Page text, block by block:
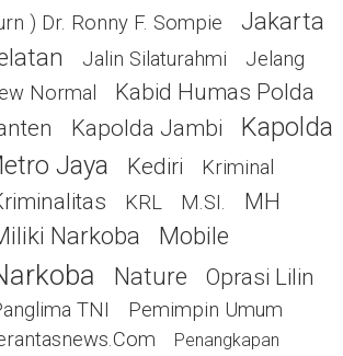
) Dr. Ronny F. Sompie
Jakarta
Jalin Silaturahmi
Jelang
Normal
Kabid Humas Polda
Kapolda Jambi
Kapolda
Jaya
Kediri Kriminal
KRL M.SI. MH
Narkoba Mobile
Nature Oprasi Lilin
TNI
Pemimpin Umum
Penangkapan